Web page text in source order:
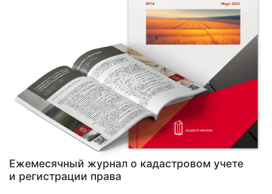
Ежемесячный журнал о кадастровом учете
и регистрации права